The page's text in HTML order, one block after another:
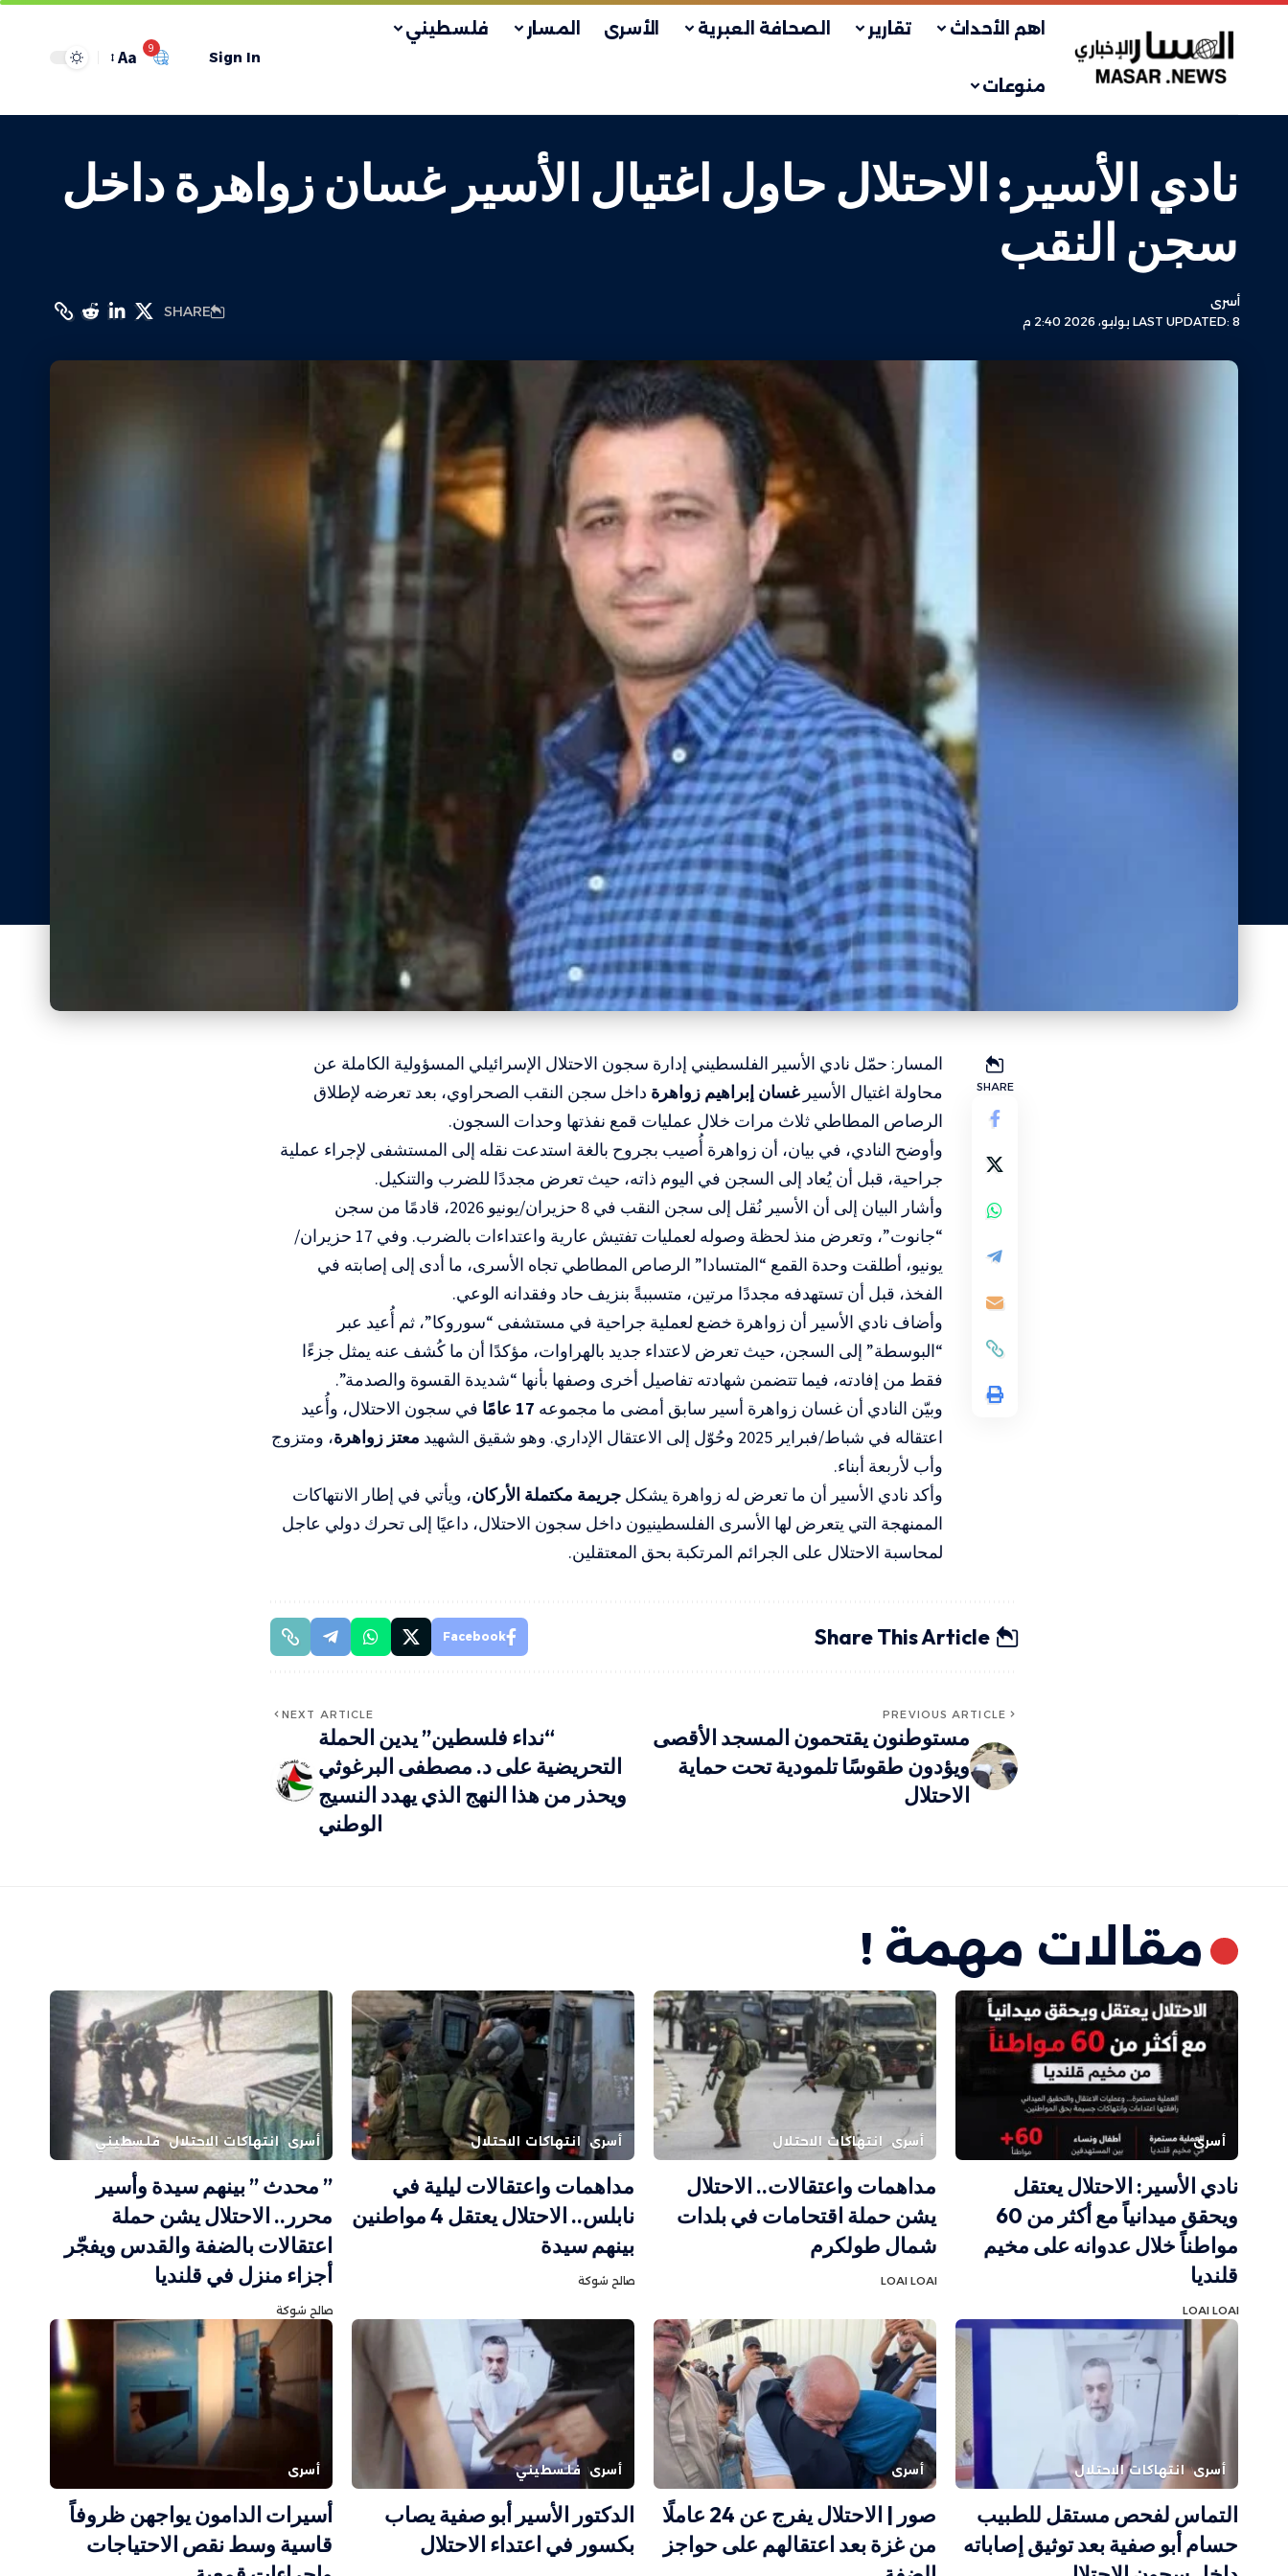
اهم الأحداث تقارير الصحافة العبرية الأسرى المسار فلسطيني
منوعات
Sign In
9
Aa
نادي الأسير: الاحتلال حاول اغتيال الأسير غسان زواهرة داخل
سجن النقب
LAST UPDATED: 8 يوليو، 2026 2:40 م
أسرى
SHARE
SHARE
المسار: حمّل نادي الأسير الفلسطيني إدارة سجون الاحتلال الإسرائيلي المسؤولية الكاملة عن
محاولة اغتيال الأسيرغسان إبراهيم زواهرة داخل سجن النقب الصحراوي، بعد تعرضه لإطلاق
الرصاص المطاطي ثلاث مرات خلال عمليات قمع نفذتها وحدات السجون.
وأوضح النادي، في بيان، أن زواهرة أُصيب بجروح بالغة استدعت نقله إلى المستشفى لإجراء عملية
جراحية، قبل أن يُعاد إلى السجن في اليوم ذاته، حيث تعرض مجددًا للضرب والتنكيل.
وأشار البيان إلى أن الأسير نُقل إلى سجن النقب في 8 حزيران/يونيو 2026، قادمًا من سجن
“جانوت”، وتعرض منذ لحظة وصوله لعمليات تفتيش عارية واعتداءات بالضرب. وفي 17 حزيران/
يونيو، أطلقت وحدة القمع “المتسادا” الرصاص المطاطي تجاه الأسرى، ما أدى إلى إصابته في
الفخذ، قبل أن تستهدفه مجددًا مرتين، متسببةً بنزيف حاد وفقدانه الوعي.
وأضاف نادي الأسير أن زواهرة خضع لعملية جراحية في مستشفى “سوروكا”، ثم أُعيد عبر
“البوسطة” إلى السجن، حيث تعرض لاعتداء جديد بالهراوات، مؤكدًا أن ما كُشف عنه يمثل جزءًا
فقط من إفادته، فيما تتضمن شهادته تفاصيل أخرى وصفها بأنها “شديدة القسوة والصدمة”.
وبيّن النادي أن غسان زواهرة أسير سابق أمضى ما مجموعه 17 عامًا
في سجون الاحتلال، وأُعيد
اعتقاله في شباط/فبراير 2025 وحُوّل إلى الاعتقال الإداري. وهو شقيق الشهيد
معتز زواهرة، ومتزوج
وأب لأربعة أبناء.
وأكد نادي الأسير أن ما تعرض له زواهرة يشكل جريمة مكتملة الأركان، ويأتي في إطار الانتهاكات
الممنهجة التي يتعرض لها الأسرى الفلسطينيون داخل سجون الاحتلال، داعيًا إلى تحرك دولي عاجل
لمحاسبة الاحتلال على الجرائم المرتكبة بحق المعتقلين.
Share This Article
Facebook
PREVIOUS ARTICLE
مستوطنون يقتحمون المسجد الأقصى
ويؤدون طقوسًا تلمودية تحت حماية
الاحتلال
NEXT ARTICLE
“نداء فلسطين” يدين الحملة
التحريضية على د. مصطفى البرغوثي
ويحذر من هذا النهج الذي يهدد النسيج
الوطني
مقالات مهمة !
أسرى
نادي الأسير: الاحتلال يعتقل
ويحقق ميدانياً مع أكثر من 60
مواطناً خلال عدوانه على مخيم
قلنديا
LOAI LOAI
أسرى انتهاكات الاحتلال
مداهمات واعتقالات.. الاحتلال
يشن حملة اقتحامات في بلدات
شمال طولكرم
LOAI LOAI
أسرى انتهاكات الاحتلال
مداهمات واعتقالات ليلية في
نابلس.. الاحتلال يعتقل 4 مواطنين
بينهم سيدة
صالح شوكة
أسرى انتهاكات الاحتلال فلسطيني
” محدث ” بينهم سيدة وأسير
محرر.. الاحتلال يشن حملة
اعتقالات بالضفة والقدس ويفجّر
أجزاء منزل في قلنديا
صالح شوكة
أسرى انتهاكات الاحتلال
التماس لفحص مستقل للطبيب
حسام أبو صفية بعد توثيق إصاباته
أسرى
صور | الاحتلال يفرج عن 24 عاملًا
من غزة بعد اعتقالهم على حواجز
أسرى فلسطيني
الدكتور الأسير أبو صفية يصاب
بكسور في اعتداء الاحتلال
أسرى
أسيرات الدامون يواجهن ظروفاً
قاسية وسط نقص الاحتياجات